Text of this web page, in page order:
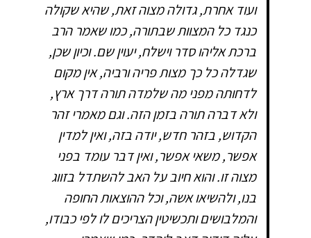
ועוד אחרת, גדולה מצוה זאת, שהיא שקולה
כנגד כל המצוות שבתורה, כמו שאמר הרב
ברכת אליהו סדר וישלח, יעוין שם. וכיון שכן,
שגדלה כל כך מצות פריה ורביה, אין מקום
לדחותה מפני מה שלמדה תורה דרך ארץ,
ולא דברה תורה בזמן הזה. וגם מאמרי זהר
הקדוש, בזהר חדש, יודה בזה, ואין למדין
אפשר, משאי אפשר, ואין דבר עומד בפני
מצוה זו. והוא חיוב על האב להשתדל בזווג
בנו, ולהשיאו אשה, וכל ההוצאות החופה
והמלבושים ותכשיטין הצריכים לו לפי כבודו,